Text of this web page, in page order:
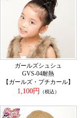
ガールズシュシュ
GVS-04耐熱
【ガールズ・プチカール】
1,100円
（税込）